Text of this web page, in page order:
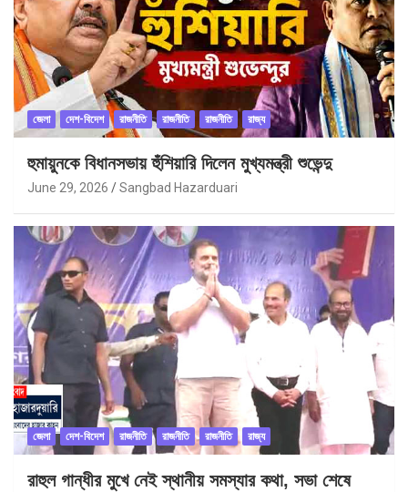
জেলা দেশ-বিদেশ রাজনীতি রাজনীতি রাজনীতি রাজ্য
হুমায়ুনকে বিধানসভায় হুঁশিয়ারি দিলেন মুখ্যমন্ত্রী শুভেন্দু
June 29, 2026 Sangbad Hazarduari
জেলা দেশ-বিদেশ রাজনীতি রাজনীতি রাজনীতি রাজ্য
রাহুল গান্ধীর মুখে নেই স্থানীয় সমস্যার কথা, সভা শেষে